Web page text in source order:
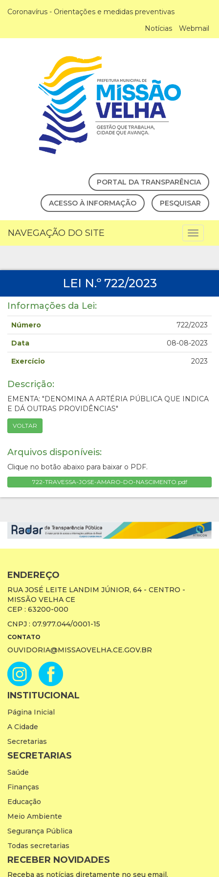
Coronavírus - Orientações e medidas preventivas
Notícias
Webmail
PORTAL DA TRANSPARÊNCIA
ACESSO À INFORMAÇÃO PESQUISAR
NAVEGAÇÃO DO SITE
LEI N.º 722/2023
Informações da Lei:
Número 722/2023
Data 08-08-2023
Exercício 2023
Descrição:
EMENTA: "DENOMINA A ARTÉRIA PÚBLICA QUE INDICA
E DÁ OUTRAS PROVIDÊNCIAS"
VOLTAR
Arquivos disponíveis:
Clique no botão abaixo para baixar o PDF.
722-TRAVESSA-JOSE-AMARO-DO-NASCIMENTO.pdf
ENDEREÇO
RUA JOSÉ LEITE LANDIM JÚNIOR, 64 - CENTRO -
MISSÃO VELHA CE
CEP : 63200-000
CNPJ : 07.977.044/0001-15
CONTATO
OUVIDORIA@MISSAOVELHA.CE.GOV.BR
INSTITUCIONAL
Página Inicial
A Cidade
Secretarias
SECRETARIAS
Saúde
Finanças
Educação
Meio Ambiente
Segurança Pública
Todas secretarias
RECEBER NOVIDADES
Receba as notícias diretamente no seu email.